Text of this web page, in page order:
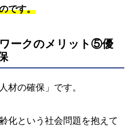
です。
ークのメリット⑤優
材の確保」です。
化という社会問題を抱えて